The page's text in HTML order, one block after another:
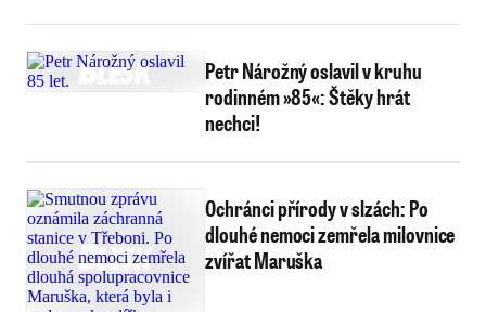
Petr Nárožný oslavil v kruhu
rodinném »85«: Štěky hrát
nechci!
Ochránci přírody v slzách: Po
dlouhé nemoci zemřela milovnice
zvířat Maruška